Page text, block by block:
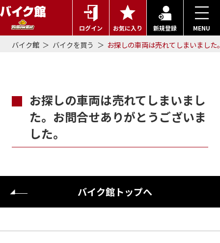
ログイン お気に入り 新規登録 MENU
バイク館 バイクを買う お探しの車両は売れてしまいまし
お探しの車両は売れてしまいまし
た。お問合せありがとうございま
した。
バイク館トップへ